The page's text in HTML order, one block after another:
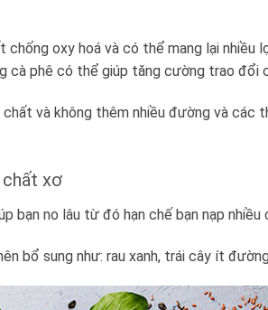
chống oxy hoá và có thể mang lại nhiều
cà phê có thể giúp tăng cường trao đổi
và không thêm nhiều đường và các
chất xơ
bạn no lâu từ đó hạn chế bạn nạp
bổ sung như: rau xanh, trái cây ít